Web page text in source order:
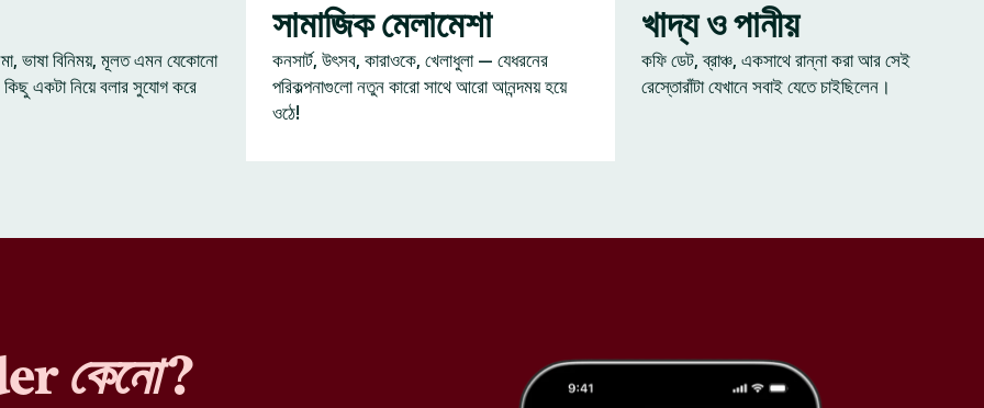
ভাষা বিনিময়, মূলত এমন যেকোনো
একটা নিয়ে বলার সুযোগ করে
সামাজিক মেলামেশা
কনসার্ট, উৎসব, কারাওকে, খেলাধুলা — যেধরনের
পরিকল্পনাগুলো নতুন কারো সাথে আরো আনন্দময় হয়ে
ওঠে!
খাদ্য ও পানীয়
কফি ডেট, ব্রাঞ্চ, একসাথে রান্না করা আর সেই
রেস্তোরাঁটা যেখানে সবাই যেতে চাইছিলেন।
কেনো?